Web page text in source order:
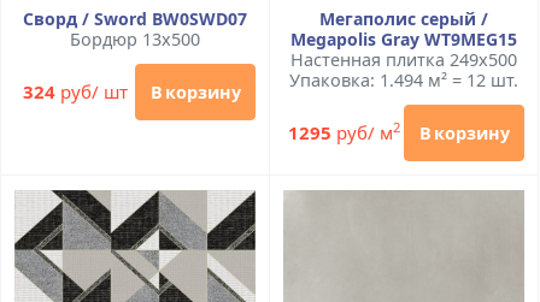
Сворд / Sword BW0SWD07
Бордюр 13x500
324руб/ шт В корзину
Мегаполис серый /
Megapolis Gray WT9MEG15
Настенная плитка 249x500
Упаковка: 1.494 м² = 12 шт.
1295 руб/ м2 В корзину